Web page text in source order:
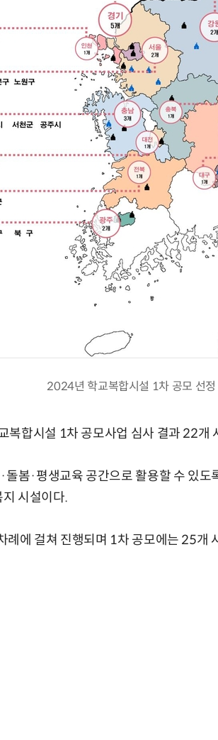
2024년 학교복합시설 1차 공모 선정
복합시설 1차 공모사업 심사 결과 22개
봄·평생교육 공간으로 활용할 수 있도
시설이다.
례에 걸쳐 진행되며 1차 공모에는 25개